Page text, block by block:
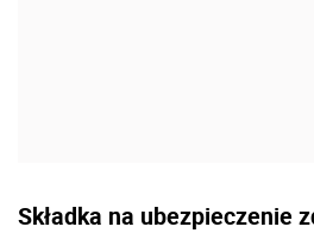
Składka na ubezpieczenie